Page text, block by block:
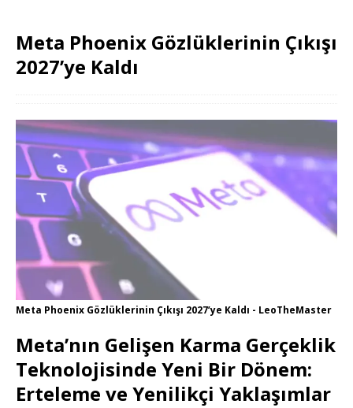
Meta Phoenix Gözlüklerinin Çıkışı
2027’ye Kaldı
Meta Phoenix Gözlüklerinin Çıkışı 2027’ye Kaldı - LeoTheMaster
Meta’nın Gelişen Karma Gerçeklik
Teknolojisinde Yeni Bir Dönem:
Erteleme ve Yenilikçi Yaklaşımlar